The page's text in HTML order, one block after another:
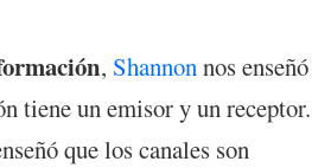
, Shannonnos enseñó
tiene un emisor y un receptor.
que los canales son